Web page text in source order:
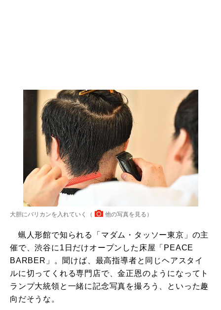
大胆にバリカンを入れていく（ 他の写真を見る ）
蝋人形館で知られる「マダム・タッソー東京」の主
催で、渋谷に1日だけオープンした床屋「PEACE
BARBER」。聞けば、最高指導者と同じヘアスタイ
ルに切ってくれる専門店で、金正恩のようになってト
ランプ大統領と一緒に記念写真を撮ろう、といった趣
向だそうな。